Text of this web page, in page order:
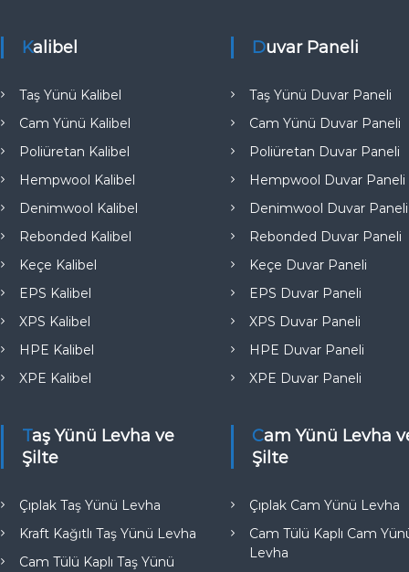
Kalibel
Taş Yünü Kalibel
Cam Yünü Kalibel
Poliüretan Kalibel
Hempwool Kalibel
Denimwool Kalibel
Rebonded Kalibel
Keçe Kalibel
EPS Kalibel
XPS Kalibel
HPE Kalibel
XPE Kalibel
Taş Yünü Levha ve
Şilte
Çıplak Taş Yünü Levha
Kraft Kağıtlı Taş Yünü Levha
Cam Tülü Kaplı Taş Yünü
Duvar Paneli
Taş Yünü Duvar Paneli
Cam Yünü Duvar Paneli
Poliüretan Duvar Paneli
Hempwool Duvar Paneli
Denimwool Duvar Paneli
Rebonded Duvar Paneli
Keçe Duvar Paneli
EPS Duvar Paneli
XPS Duvar Paneli
HPE Duvar Paneli
XPE Duvar Paneli
Cam Yünü Levha ve
Şilte
Çıplak Cam Yünü Levha
Cam Tülü Kaplı Cam
Levha